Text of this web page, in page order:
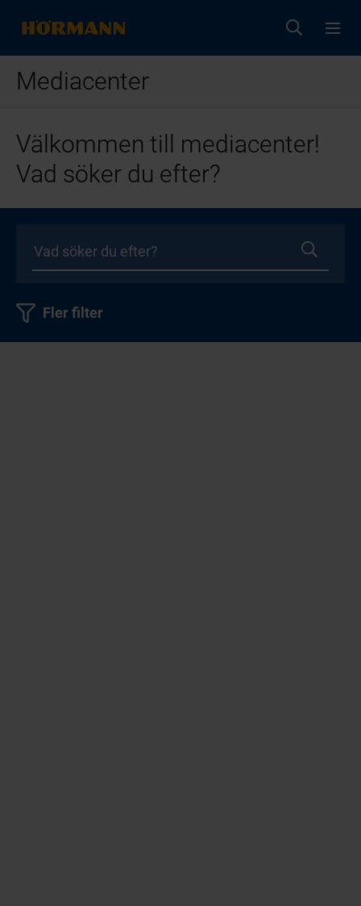
Mediacenter
Välkommen till mediacenter!
Vad söker du efter?
Fler filter